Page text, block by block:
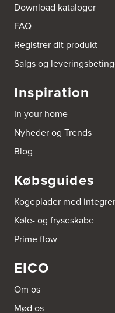
Gutenbergvej 1
9510 Arden
Tel.:
http://www.el-salg.dk
Arnum El-service ApS
Vestergade 30
6510 Gram
http://www.el-salg.dk
Norgesvej 24C
Tel.:73702533
http://www.aubo.dk
Aubo Køkken & Bad
3000 Helsingør
Aubo Køkken & Bad
Løvenørnsgade 12
Download kataloger
FAQ
Registrer dit produkt
Salgs og
Inspiration
In your home
Nyheder og Trends
Blog
Købsguides
Kogeplader med
Køle- og fryseskabe
Prime flow
EICO
Om os
Mød os